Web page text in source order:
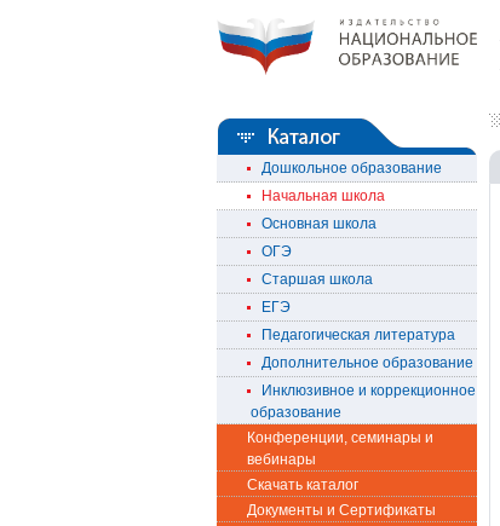
Дошкольное образование
Начальная школа
Основная школа
ОГЭ
Старшая школа
ЕГЭ
Педагогическая литература
Дополнительное образование
Инклюзивное и коррекционное
образование
Конференции, семинары и
вебинары
Скачать каталог
Документы и Сертификаты